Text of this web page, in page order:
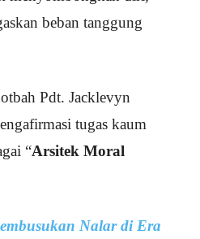
beban tanggung
Pdt. Jacklevyn
tugas kaum
“Arsitek Moral
Nalar di Era